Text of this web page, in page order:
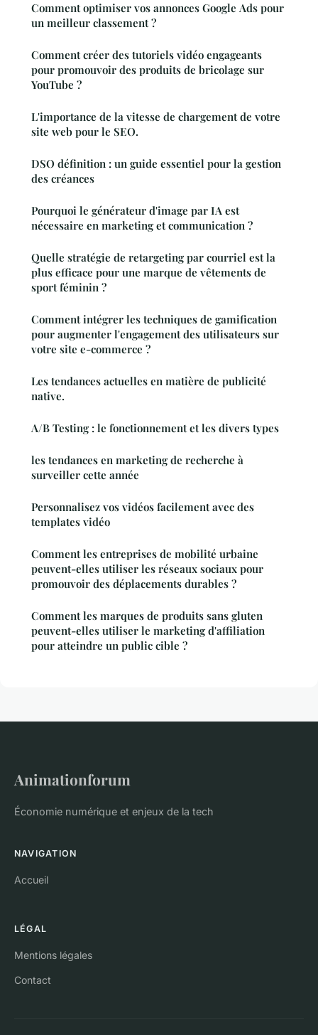
Comment optimiser vos annonces Google Ads pour
un meilleur classement ?
Comment créer des tutoriels vidéo engageants
pour promouvoir des produits de bricolage sur
YouTube ?
L'importance de la vitesse de chargement de votre
site web pour le SEO.
DSO définition : un guide essentiel pour la gestion
des créances
Pourquoi le générateur d'image par IA est
nécessaire en marketing et communication ?
Quelle stratégie de retargeting par courriel est la
plus efficace pour une marque de vêtements de
sport féminin ?
Comment intégrer les techniques de gamification
pour augmenter l'engagement des utilisateurs sur
votre site e-commerce ?
Les tendances actuelles en matière de publicité
native.
A/B Testing : le fonctionnement et les divers types
les tendances en marketing de recherche à
surveiller cette année
Personnalisez vos vidéos facilement avec des
templates vidéo
Comment les entreprises de mobilité urbaine
peuvent-elles utiliser les réseaux sociaux pour
promouvoir des déplacements durables ?
Comment les marques de produits sans gluten
peuvent-elles utiliser le marketing d'affiliation
pour atteindre un public cible ?
Animationforum
Économie numérique et enjeux de la tech
NAVIGATION
Accueil
LÉGAL
Mentions légales
Contact